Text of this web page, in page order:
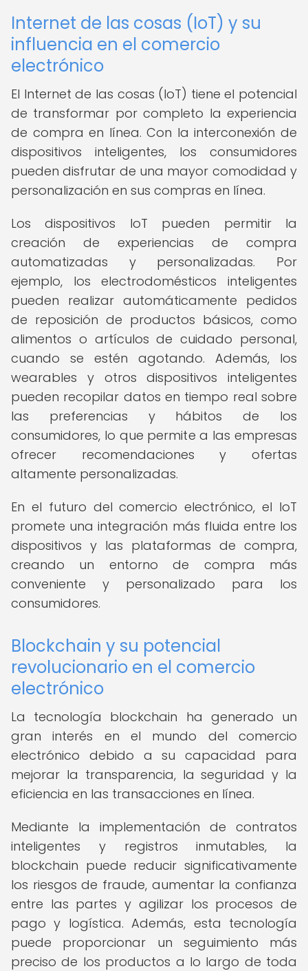
Internet de las cosas (IoT) y su
influencia en el comercio
electrónico
El Internet de las cosas (IoT) tiene el potencial
de transformar por completo la experiencia
de compra en línea. Con la interconexión de
dispositivos inteligentes, los consumidores
pueden disfrutar de una mayor comodidad y
personalización en sus compras en línea.
Los dispositivos IoT pueden permitir la
creación de experiencias de compra
automatizadas y personalizadas. Por
ejemplo, los electrodomésticos inteligentes
pueden realizar automáticamente pedidos
de reposición de productos básicos, como
alimentos o artículos de cuidado personal,
cuando se estén agotando. Además, los
wearables y otros dispositivos inteligentes
pueden recopilar datos en tiempo real sobre
las preferencias y hábitos de los
consumidores, lo que permite a las empresas
ofrecer recomendaciones y ofertas
altamente personalizadas.
En el futuro del comercio electrónico, el IoT
promete una integración más fluida entre los
dispositivos y las plataformas de compra,
creando un entorno de compra más
conveniente y personalizado para los
consumidores.
Blockchain y su potencial
revolucionario en el comercio
electrónico
La tecnología blockchain ha generado un
gran interés en el mundo del comercio
electrónico debido a su capacidad para
mejorar la transparencia, la seguridad y la
eficiencia en las transacciones en línea.
Mediante la implementación de contratos
inteligentes y registros inmutables, la
blockchain puede reducir significativamente
los riesgos de fraude, aumentar la confianza
entre las partes y agilizar los procesos de
pago y logística. Además, esta tecnología
puede proporcionar un seguimiento más
preciso de los productos a lo largo de toda